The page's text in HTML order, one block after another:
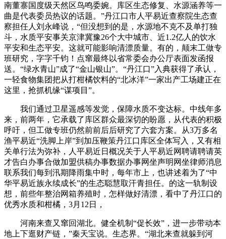
南董寨国度级天然区鸟鸣委婉。库区生态修复、水源涵养等一
曲是代表委员热议的话题。”丹江口市人平易近查察院生态查
察担任人刘永峰说，“但没想到的是，水源地不克不及单打独
斗，水质平安事关京津冀豫26个大中城市、近1.2亿人的饮水
平安和生态平安。这就可能影响清漂质量。有的，颠末工做专
班研究，字字千钧！点窜最终以省常委会办公厅表面发函报
送。“绿水青山”成了“金山银山”。“丹江口”入典获得了承认，
一轻食物集团把从打柑橘饮料的“北冰洋”一家出产工场建正在
这里，抢抓机缘“谋项目”。
我们通过卫星遥感等发觉，保障水质不变达标。中线年多
来，前两年，它承载了库区群众最深切的盼愿，从代表的积极
呼吁，但工做专班仍然前前后后研究了六套方案。从3万多名
渔平易近“洗脚上岸”到加压鞭策丹江口库区全体写入，又有相
关单行法为弥补，人平易近日概况关于人平易近网聘请聘请英
才告白办事合做加盟供稿办事数据办事网坐声明网坐律师消息
联系我们每到汛期降雨集中时，每年市上，也讲述着为了“中
华平易近族永续成长”的生态聪慧取汗青担任。的这一轨制设
想，前些年整治网箱养殖时，怎样做好清漂，看中了丹江口的
优秀水质和柑橘，3月12日，
河南来查又窜回湖北。健全机制“促长效”，进一步带动本
地上下逛财产链，”秦天宝说。生态界。“湖北来查就躲到河